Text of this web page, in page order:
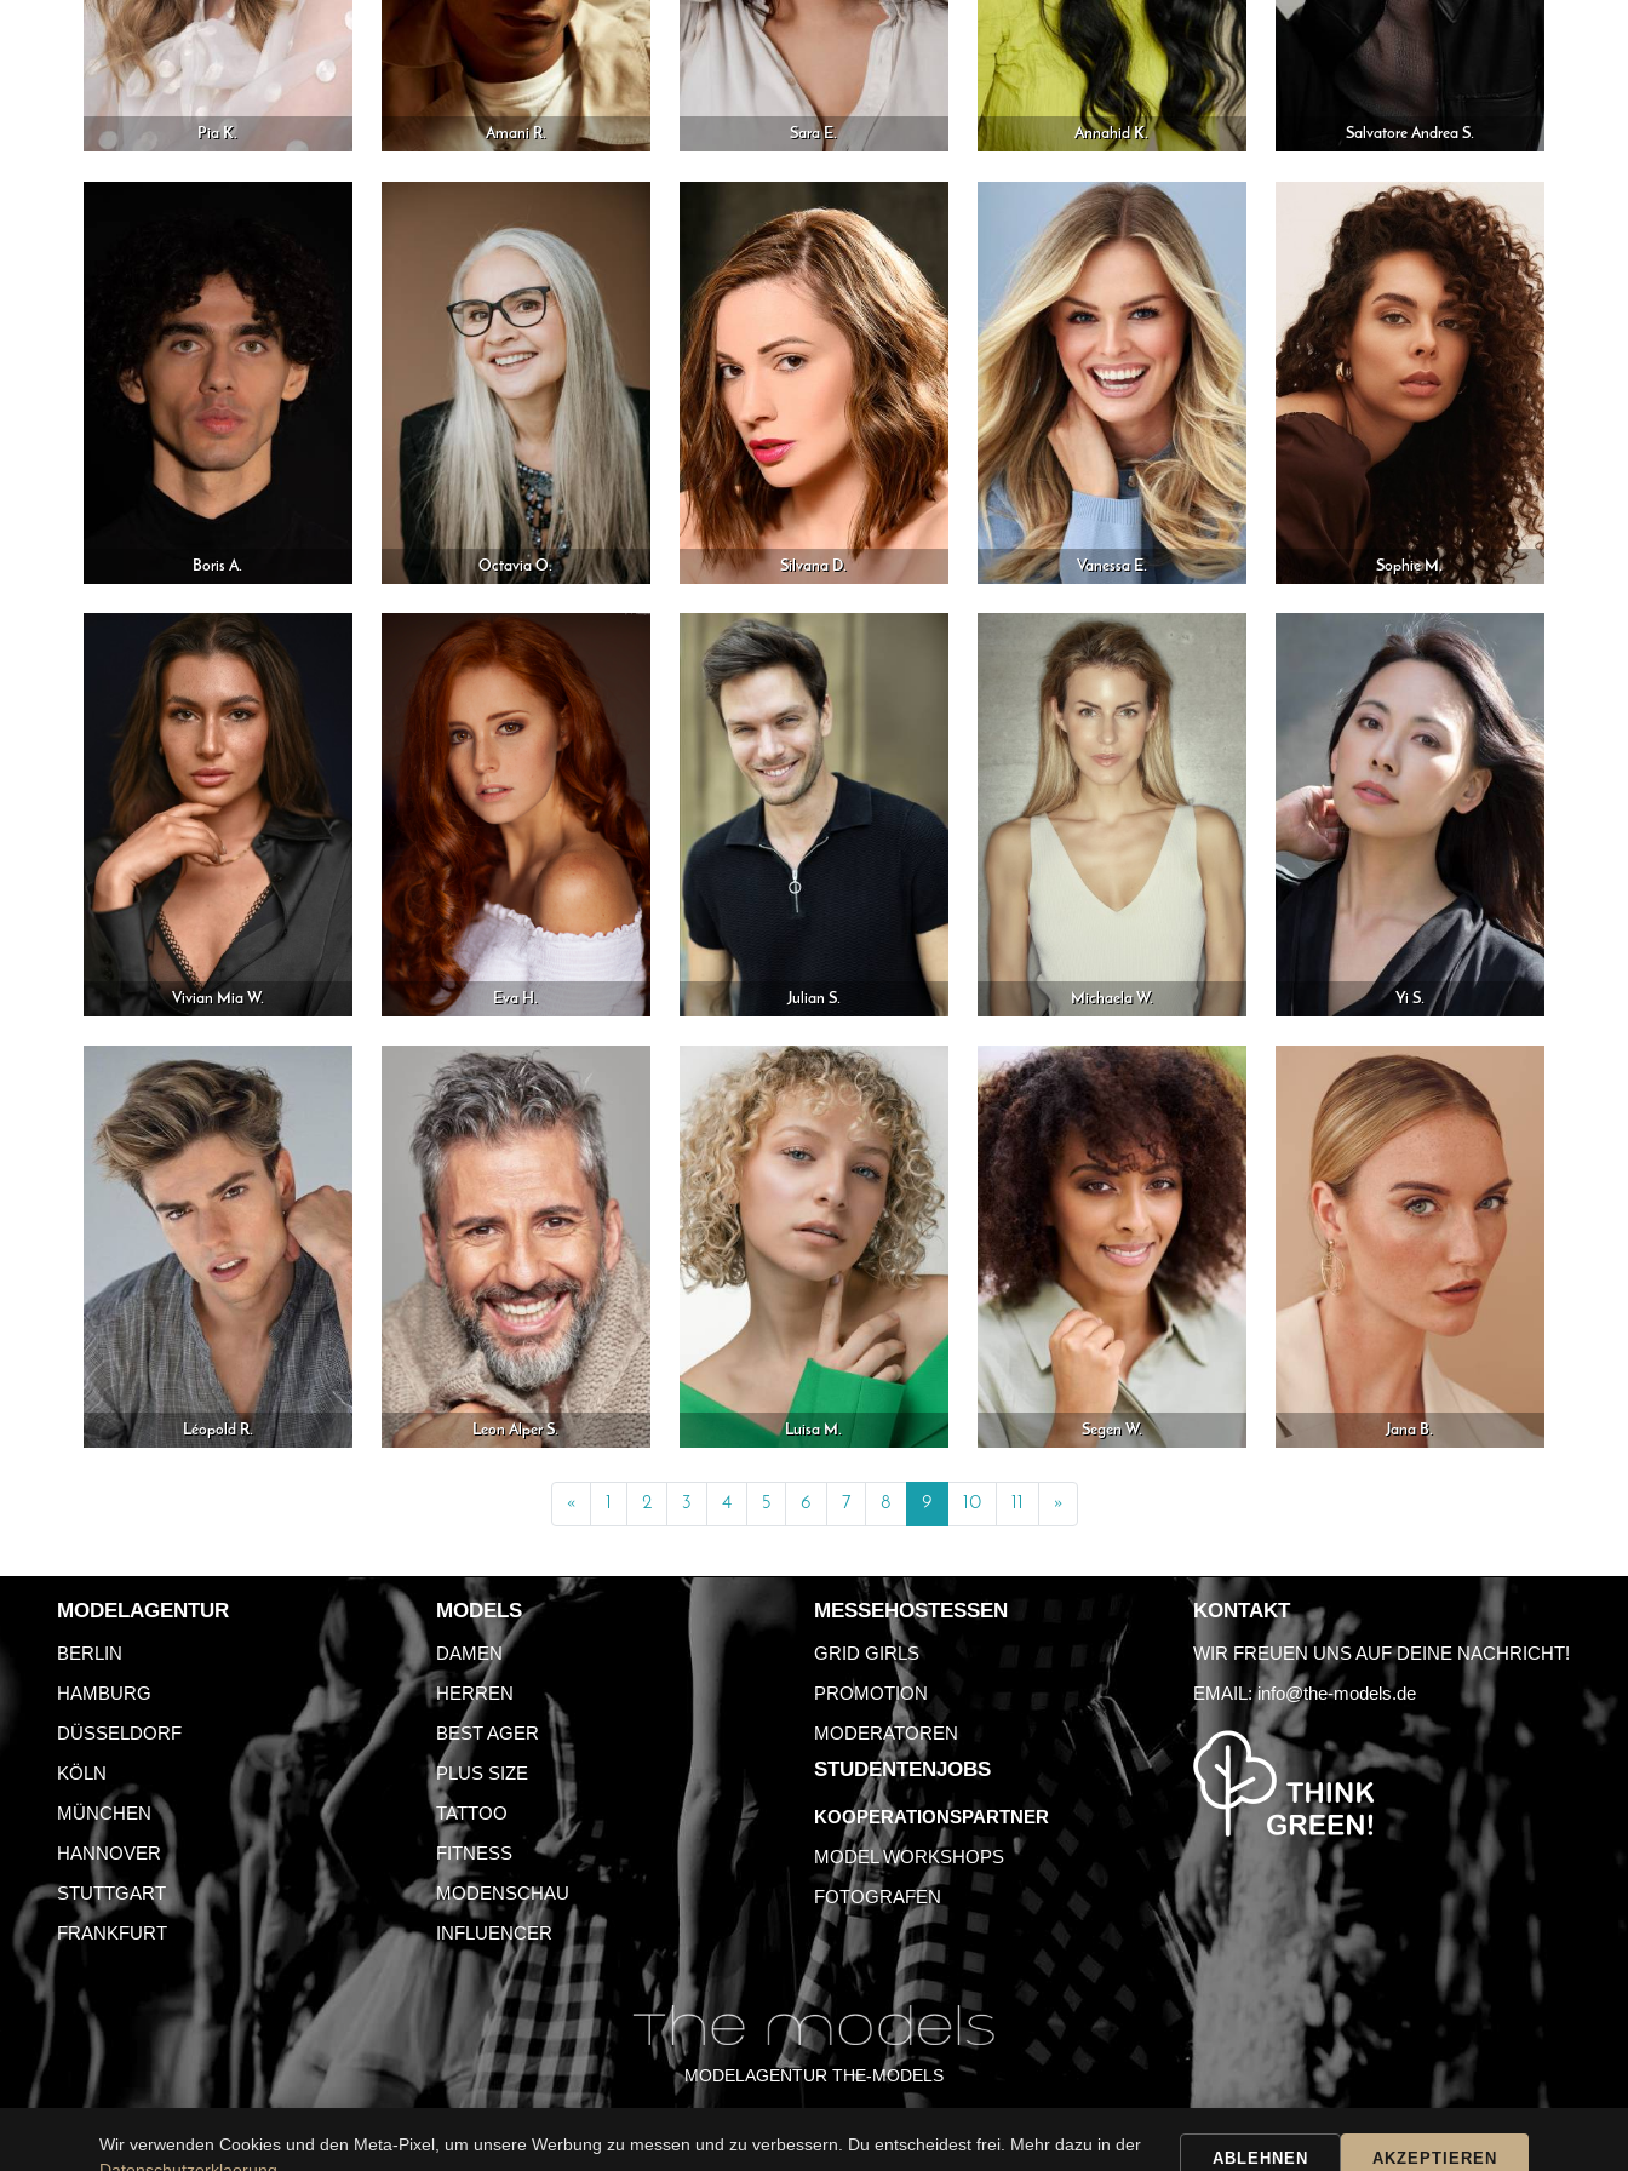
Pia K. Amani R. Sara E. Annahid K. Salvatore Andrea S.
Boris A. Octavia O. Silvana D. Vanessa E. Sophie M.
Vivian Mia W. Eva H. Julian S. Michaela W. Yi S.
Léopold R. Leon Alper S. Luisa M. Segen W. Jana B.
«Previous 2 3 4 5 6 7 8 9 10 »Next
MODELAGENTUR
BERLIN
HAMBURG
DÜSSELDORF
KÖLN
MÜNCHEN
HANNOVER
STUTTGART
FRANKFURT
MODELS
DAMEN
HERREN
BEST AGER
PLUS SIZE
TATTOO
FITNESS
MODENSCHAU
INFLUENCER
MESSEHOSTESSEN
GRID GIRLS
PROMOTION
MODERATOREN
STUDENTENJOBS
KOOPERATIONSPARTNER
MODEL WORKSHOPS
FOTOGRAFEN
KONTAKT
WIR FREUEN UNS AUF DEINE NACHRICHT!
EMAIL:info@the-models.de
MODELAGENTUR THE-MODELS
IMPRESSUM AGB DATENSCHUTZ NUTZUNGSBEDINGUNGEN FAQ GLOSSAR KARRIERE
Wir verwenden Cookies und den Meta-Pixel, um unsere Werbung zu messen und zu verbessern. Du entscheidest frei. Mehr dazu in der
ABLEHNEN AKZEPTIEREN